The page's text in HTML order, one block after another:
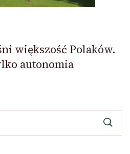
większość Polaków.
autonomia